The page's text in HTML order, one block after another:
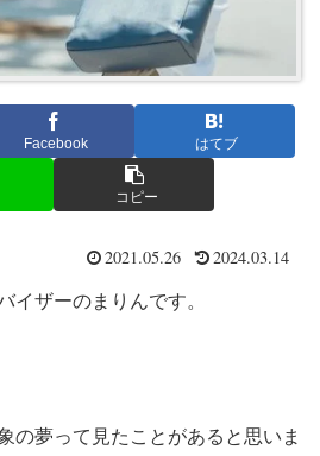
Facebook はてブ
コピー
2021.05.26 2024.03.14
イザーのまりんです。
の夢って見たことがあると思いま